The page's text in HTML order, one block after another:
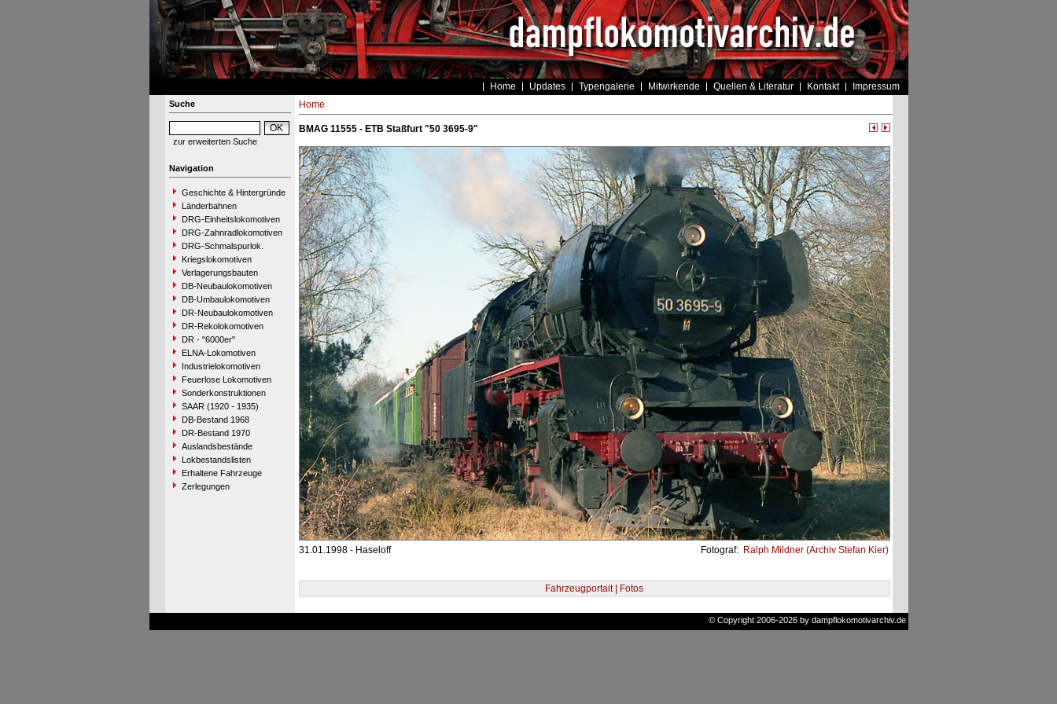
Home Updates Typengalerie Mitwirkende Quellen & Literatur Kontakt Impressum
Suche
zur erweiterten Suche
Navigation
Geschichte & Hintergründe
Länderbahnen
DRG-Einheitslokomotiven
DRG-Zahnradlokomotiven
DRG-Schmalspurlok.
Kriegslokomotiven
Verlagerungsbauten
DB-Neubaulokomotiven
DB-Umbaulokomotiven
DR-Neubaulokomotiven
DR-Rekolokomotiven
DR - "6000er"
ELNA-Lokomotiven
Industrielokomotiven
Feuerlose Lokomotiven
Sonderkonstruktionen
SAAR (1920 - 1935)
DB-Bestand 1968
DR-Bestand 1970
Auslandsbestände
Lokbestandslisten
Erhaltene Fahrzeuge
Zerlegungen
Home
BMAG 11555 - ETB Staßfurt "50 3695-9"
31.01.1998 - Haseloff Fotograf: Ralph Mildner (Archiv Stefan Kier)
Fahrzeugportait | Fotos
© Copyright 2006-2026 by dampflokomotivarchiv.de